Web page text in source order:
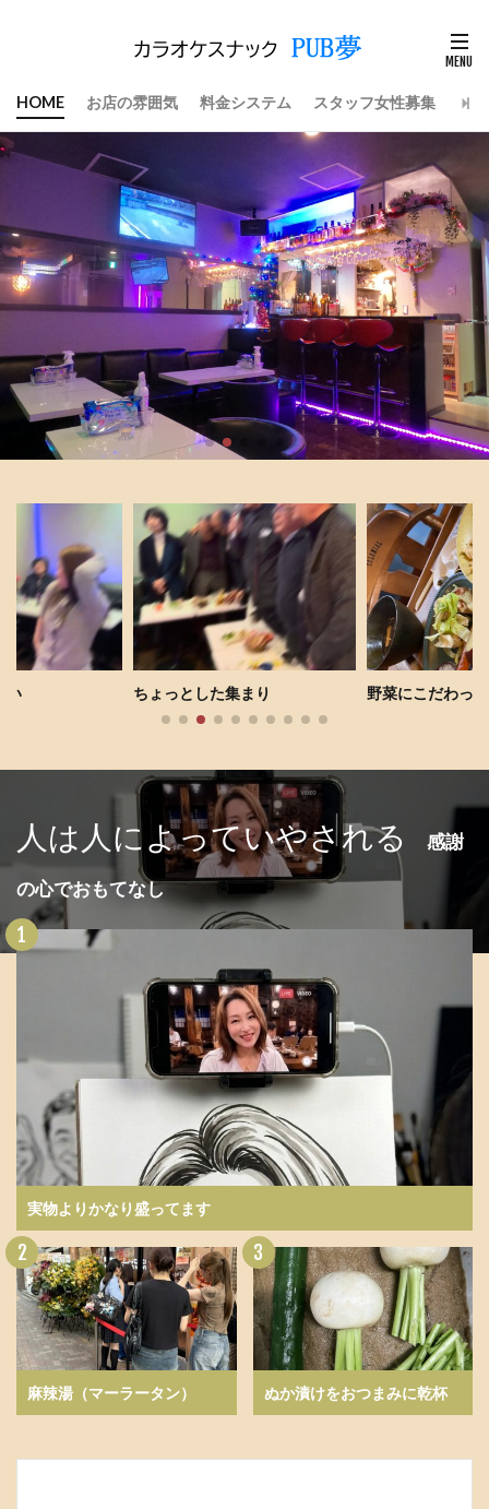
HOME お店の雰囲気 料金システム スタッフ女性募集
い ちょっとした集まり 野菜にこだわっ
人は人によっていやされる 感謝
の心でおもてなし
実物よりかなり盛ってます
麻辣湯（マーラータン） ぬか漬けをおつまみに乾杯